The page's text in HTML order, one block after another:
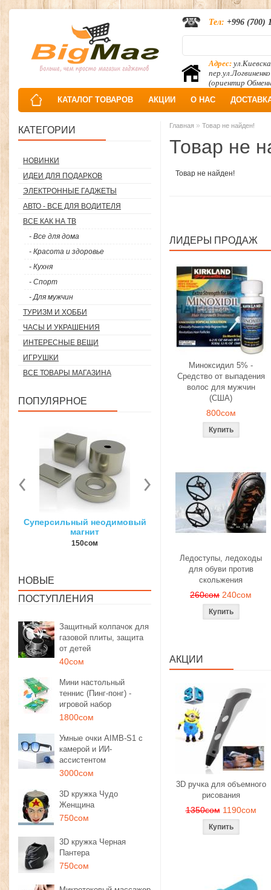
Адрес:
пер.ул.Логвиненко
(ориентир
Тел: +996 (700)
КАТАЛОГ ТОВАРОВ АКЦИИ О НАС
КАТЕГОРИИ
НОВИНКИ
ИДЕИ ДЛЯ ПОДАРКОВ
ЭЛЕКТРОННЫЕ ГАДЖЕТЫ
АВТО - ВСЕ ДЛЯ ВОДИТЕЛЯ
ВСЕ КАК НА ТВ
- Все для дома
- Красота и здоровье
- Кухня
- Спорт
- Для мужчин
ТУРИЗМ И ХОББИ
ЧАСЫ И УКРАШЕНИЯ
ИНТЕРЕСНЫЕ ВЕЩИ
ИГРУШКИ
ВСЕ ТОВАРЫ МАГАЗИНА
ПОПУЛЯРНОЕ
3D ручка для объемного
рисования
1350сом 1190сом
Загуститель волос
27гр
НОВЫЕ
ПОСТУПЛЕНИЯ
Защитный колпачок для
газовой плиты, защита
от детей
40сом
Мини настольный
теннис (Пинг-понг) -
игровой набор
1800сом
Умные очки AIMB-S1 с
камерой и ИИ-
ассистентом
3000сом
3D кружка Чудо
Женщина
750сом
3D кружка Черная
Пантера
750сом
Главная » Товар не найден!
Товар не
Товар не найден!
ЛИДЕРЫ ПРОДАЖ
Миноксидил 5% -
Средство от выпадения
волос для мужчин
(США)
800сом
Ледоступы, ледоходы
для обуви против
скольжения
260сом 240сом
АКЦИИ
3D ручка для объемного
рисования
1350сом 1190сом